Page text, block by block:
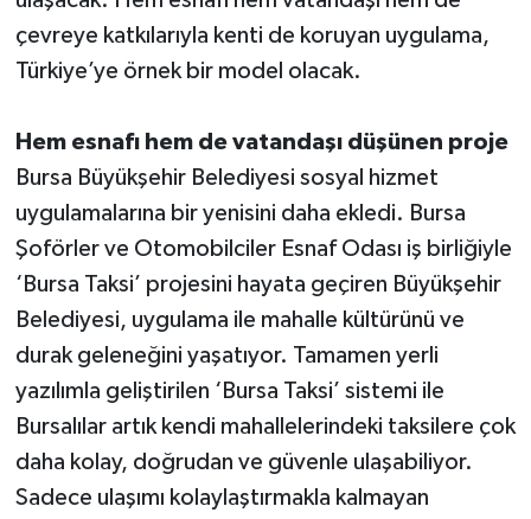
çevreye katkılarıyla kenti de koruyan uygulama,
Türkiye’ye örnek bir model olacak.
Hem esnafı hem de vatandaşı düşünen proje
Bursa Büyükşehir Belediyesi sosyal hizmet
uygulamalarına bir yenisini daha ekledi. Bursa
Şoförler ve Otomobilciler Esnaf Odası iş birliğiyle
‘Bursa Taksi’ projesini hayata geçiren Büyükşehir
Belediyesi, uygulama ile mahalle kültürünü ve
durak geleneğini yaşatıyor. Tamamen yerli
yazılımla geliştirilen ‘Bursa Taksi’ sistemi ile
Bursalılar artık kendi mahallelerindeki taksilere çok
daha kolay, doğrudan ve güvenle ulaşabiliyor.
Sadece ulaşımı kolaylaştırmakla kalmayan